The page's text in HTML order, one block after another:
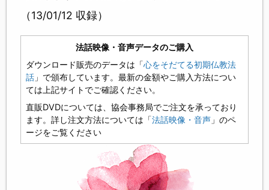
（13/01/12 収録）
法話映像・音声データのご購入
ダウンロード販売のデータは「心をそだてる初期仏教法
話」で頒布しています。最新の金額やご購入方法につい
ては上記サイトでご確認ください。
直販DVDについては、協会事務局でご注文を承っており
ます。詳し注文方法については「法話映像・音声」のペ
ージをご覧ください